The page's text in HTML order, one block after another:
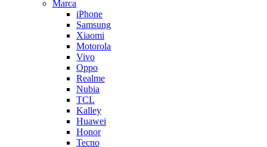
Marca
iPhone
Samsung
Xiaomi
Motorola
Vivo
Oppo
Realme
Nubia
TCL
Kalley
Huawei
Honor
Tecno